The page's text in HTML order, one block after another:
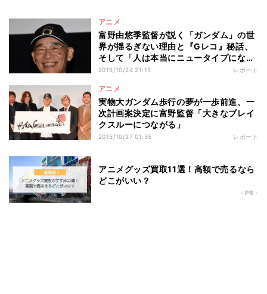
アニメ
富野由悠季監督が説く「ガンダム」の世
界が揺るぎない理由と『Gレコ』秘話、
そして「人は本当にニュータイプになれ
るのか」絶望感も吐露
2015/10/24 21:15 レポート
アニメ
実物大ガンダム歩行の夢が一歩前進、一
次計画案決定に富野監督「大きなブレイ
クスルーにつながる」
2015/10/27 01:55 レポート
アニメグッズ買取11選！高額で売るなら
どこがいい？
- PR -